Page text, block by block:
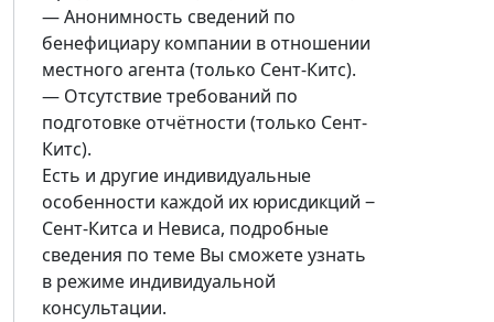
— Анонимность сведений по
бенефициару компании в отношении
местного агента (только Сент-Китс).
— Отсутствие требований по
подготовке отчётности (только Сент-
Китс).
Есть и другие индивидуальные
особенности каждой их юрисдикций ‒
Сент-Китса и Невиса, подробные
сведения по теме Вы сможете узнать
в режиме индивидуальной
консультации.